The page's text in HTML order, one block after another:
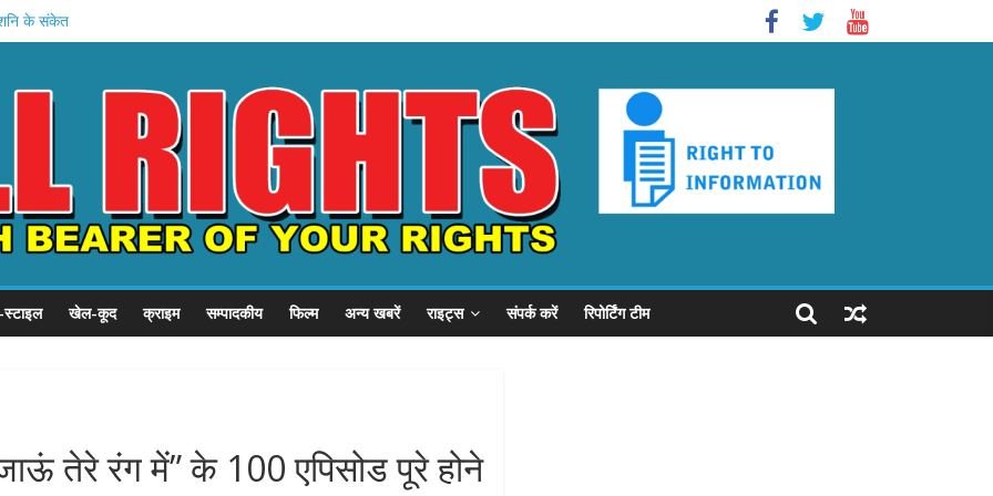
के संकेत
कावडी
स्टूडियो लॉन्च
सफल?
खेल-कूद क्राइम सम्पादकीय फिल्म अन्य खबरें राइट्स संपर्क करें रिपोर्टिंग टीम
तेरे रंग में” के 100 एपिसोड पूरे होने